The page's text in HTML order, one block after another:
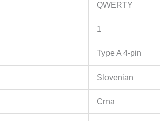
QWERTY
1
Type A 4-pin
Slovenian
Crna